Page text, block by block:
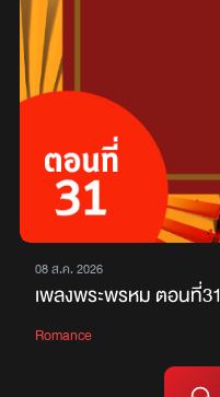
08 ส.ค. 2026
เพลงพระพรหม ตอนที่31
Romance